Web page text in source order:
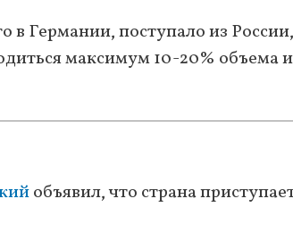
в Германии, поступало из
максимум 10-20% объема
объявил, что страна